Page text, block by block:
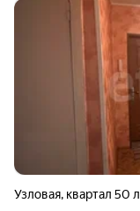
Узловая, квартал 50